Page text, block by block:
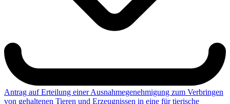
Antrag auf Erteilung einer Ausnahmegenehmigung zum Verbringen
von gehaltenen Tieren und Erzeugnissen in eine für tierische